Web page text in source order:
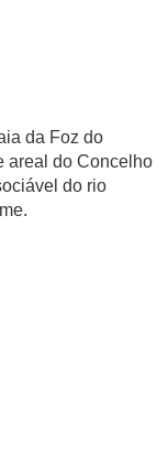
da Foz do
areal do Concelho
do rio